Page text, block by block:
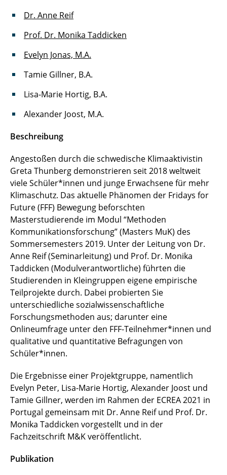
Themen
Fridays for Future
Wissenschaft(ler*innen)
COVID-19 in den Medien
Medienkompetenz aus Schüler*innen
Perspektive
Die Debatte
#bodypositive
Eyetracking-Studie zum Klimawandel im
Internet
Dr. Anne Reif
Prof. Dr. Monika Taddicken
Evelyn Jonas, M.A.
Tamie Gillner, B.A.
Lisa-Marie Hortig, B.A.
Alexander Joost, M.A.
Beschreibung
Angestoßen durch die schwedische Klimaaktivistin
Greta Thunberg demonstrieren seit 2018 weltweit
viele Schüler*innen und junge Erwachsene für mehr
Klimaschutz. Das aktuelle Phänomen der Fridays for
Future (FFF) Bewegung beforschten
Masterstudierende im Modul “Methoden
Kommunikationsforschung” (Masters MuK) des
Sommersemesters 2019. Unter der Leitung von Dr.
Anne Reif (Seminarleitung) und Prof. Dr. Monika
Taddicken (Modulverantwortliche) führten die
Studierenden in Kleingruppen eigene empirische
Teilprojekte durch. Dabei probierten Sie
unterschiedliche sozialwissenschaftliche
Forschungsmethoden aus; darunter eine
Onlineumfrage unter den FFF-Teilnehmer*innen und
qualitative und quantitative Befragungen von
Schüler*innen.
Die Ergebnisse einer Projektgruppe, namentlich
Evelyn Peter, Lisa-Marie Hortig, Alexander Joost und
Tamie Gillner, werden im Rahmen der ECREA 2021 in
Portugal gemeinsam mit Dr. Anne Reif und Prof. Dr.
Monika Taddicken vorgestellt und in der
Fachzeitschrift M&K veröffentlicht.
Publikation